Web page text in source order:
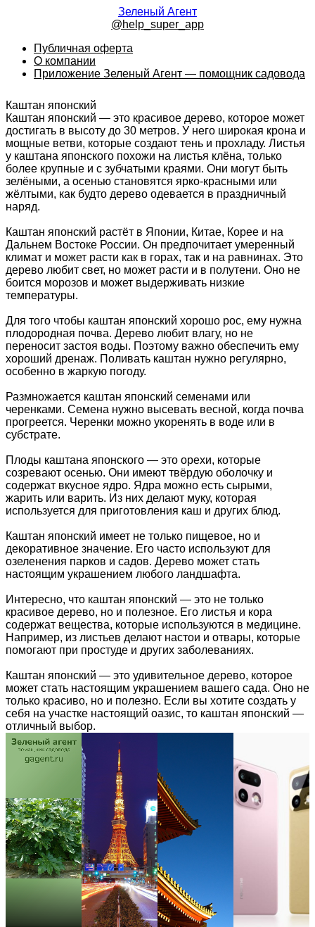
Зеленый Агент
@help_super_app
Публичная оферта
О компании
Приложение Зеленый Агент — помощник садовода
Каштан японский
Каштан японский — это красивое дерево, которое может
достигать в высоту до 30 метров. У него широкая крона и
мощные ветви, которые создают тень и прохладу. Листья
у каштана японского похожи на листья клёна, только
более крупные и с зубчатыми краями. Они могут быть
зелёными, а осенью становятся ярко-красными или
жёлтыми, как будто дерево одевается в праздничный
наряд.
Каштан японский растёт в Японии, Китае, Корее и на
Дальнем Востоке России. Он предпочитает умеренный
климат и может расти как в горах, так и на равнинах. Это
дерево любит свет, но может расти и в полутени. Оно не
боится морозов и может выдерживать низкие
температуры.
Для того чтобы каштан японский хорошо рос, ему нужна
плодородная почва. Дерево любит влагу, но не
переносит застоя воды. Поэтому важно обеспечить ему
хороший дренаж. Поливать каштан нужно регулярно,
особенно в жаркую погоду.
Размножается каштан японский семенами или
черенками. Семена нужно высевать весной, когда почва
прогреется. Черенки можно укоренять в воде или в
субстрате.
Плоды каштана японского — это орехи, которые
созревают осенью. Они имеют твёрдую оболочку и
содержат вкусное ядро. Ядра можно есть сырыми,
жарить или варить. Из них делают муку, которая
используется для приготовления каш и других блюд.
Каштан японский имеет не только пищевое, но и
декоративное значение. Его часто используют для
озеленения парков и садов. Дерево может стать
настоящим украшением любого ландшафта.
Интересно, что каштан японский — это не только
красивое дерево, но и полезное. Его листья и кора
содержат вещества, которые используются в медицине.
Например, из листьев делают настои и отвары, которые
помогают при простуде и других заболеваниях.
Каштан японский — это удивительное дерево, которое
может стать настоящим украшением вашего сада. Оно не
только красиво, но и полезно. Если вы хотите создать у
себя на участке настоящий оазис, то каштан японский —
отличный выбор.